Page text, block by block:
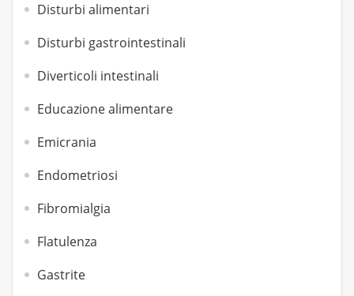
Disturbi alimentari
Disturbi gastrointestinali
Diverticoli intestinali
Educazione alimentare
Emicrania
Endometriosi
Fibromialgia
Flatulenza
Gastrite